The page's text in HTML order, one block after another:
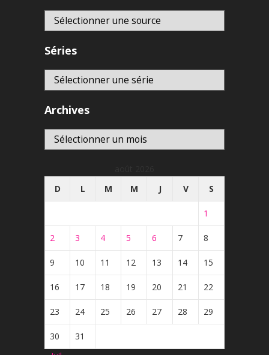
Séries
Archives
Archives
D
L M M J V S
1
2 3 4 5 6 7 8
9 10 11 12 13 14 15
16 17 18 19 20 21 22
23 24 25 26 27 28 29
30
31